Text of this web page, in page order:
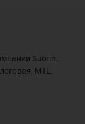
Suorin.
MTL.